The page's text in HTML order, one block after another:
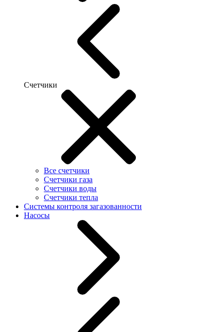
Счетчики
Все счетчики
Счетчики газа
Счетчики воды
Счетчики тепла
Системы контроля загазованности
Насосы